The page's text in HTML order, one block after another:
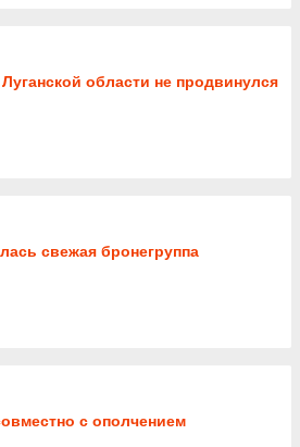
области не продвинулся
свежая бронегруппа
с ополчением